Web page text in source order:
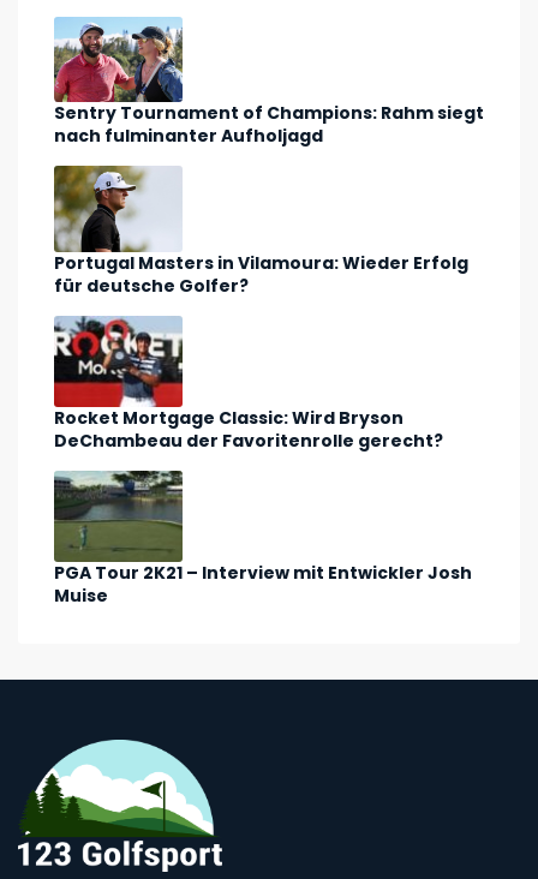
Sentry Tournament of Champions: Rahm siegt
nach fulminanter Aufholjagd
Portugal Masters in Vilamoura: Wieder Erfolg
für deutsche Golfer?
Rocket Mortgage Classic: Wird Bryson
DeChambeau der Favoritenrolle gerecht?
PGA Tour 2K21 – Interview mit Entwickler Josh
Muise